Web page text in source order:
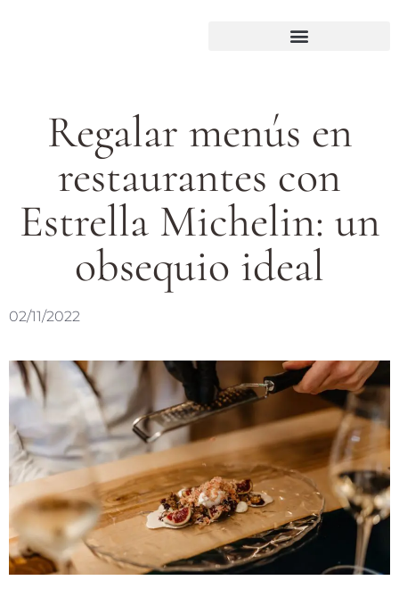
Regalar menús en
restaurantes con
Estrella Michelin: un
obsequio ideal
02/11/2022